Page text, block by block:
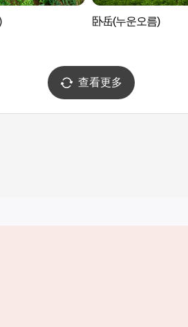
卧岳(누운오름)
查看更多